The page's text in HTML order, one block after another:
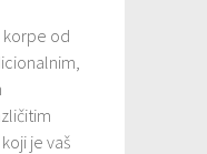
korpe od
je vaš